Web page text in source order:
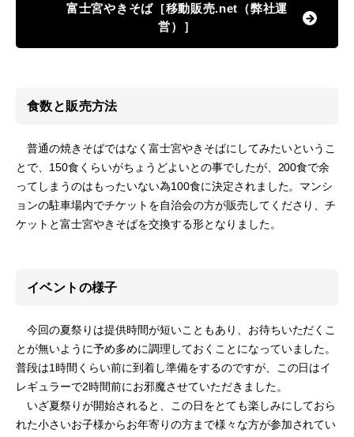
富士宮やきそば［移動販売.net（弊社運
営）］
食数と販売方法
普通の焼きそばではなく富士宮やきそばにしてみたいというこ
とで、150食くらいがちょうどよいとの事でしたが、200食で余
ってしまうのはもったいない為100食に決定されました。マンシ
ョンの駐車場内でチケットを自治会の方が販売してくださり、チ
ケットと富士宮やきそばを交換する形となりました。
イベントの様子
今回の夏祭りは提供時間が短いこともあり、お待ちいただくこ
とが無いように予め多めに調理しておくことになっていました。
普段は1時間くらい前に到着し準備をするのですが、この日はイ
レギュラーで2時間前にお邪魔させていただきました。
いざ夏祭りが開始されると、この日をとても楽しみにしておら
れた小さいお子様からお年寄りの方まで様々な方が参加されてい